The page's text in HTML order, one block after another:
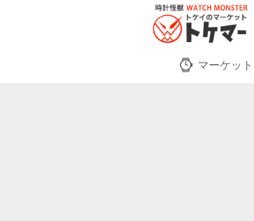
マーケット